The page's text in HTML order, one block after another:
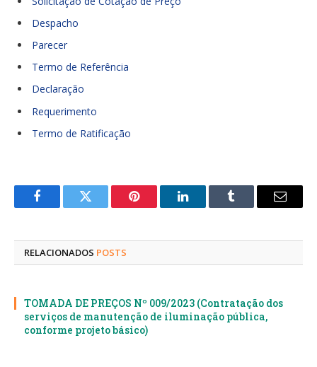
Despacho
Parecer
Termo de Referência
Declaração
Requerimento
Termo de Ratificação
FacebookTwitter Pinterest LinkedInTumblr
E-
RELACIONADOS POSTS
TOMADA DE PREÇOS Nº 009/2023 (Contratação dos
serviços de manutenção de iluminação pública,
conforme projeto básico)